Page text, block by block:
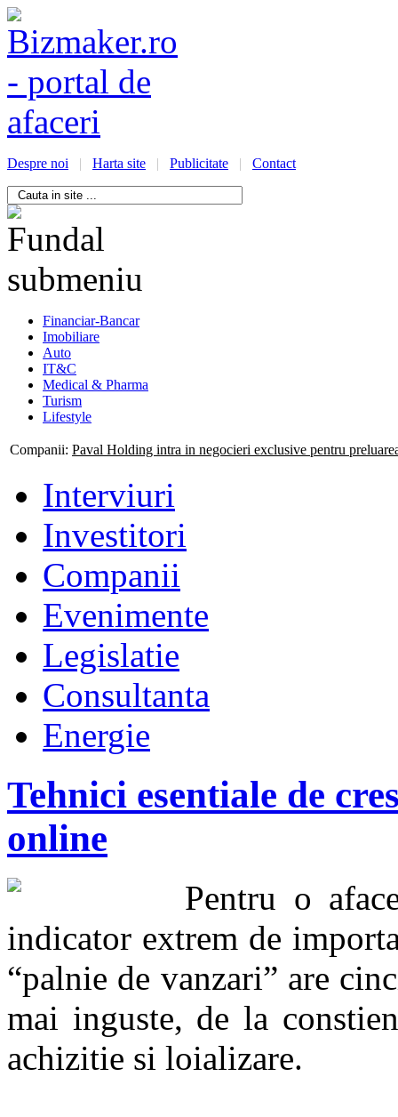
Despre noi | Harta site | Publicitate | Contact
Financiar-Bancar
Imobiliare
Auto
IT&C
Medical & Pharma
Turism
Lifestyle
Companii: Mogo isi consolideaza prezenta nationala prin
Interviuri
Investitori
Companii
Evenimente
Legislatie
Consultanta
Energie
Tehnici esentiale de
online
Pentru o
indicator extrem de
“palnie de vanzari” are
mai inguste, de la
achizitie si loializare.
oportunitati-